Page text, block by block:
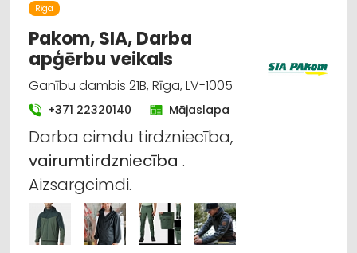
CELTNIECĪBAS UN REMONTA DARBI
Rīga
Pakom, SIA, Darba
apģērbu veikals
Ganību dambis 21B, Rīga, LV-1005
+371 22320140 Mājaslapa
Darba cimdu tirdzniecība,
vairumtirdzniecība .
Aizsargcimdi.